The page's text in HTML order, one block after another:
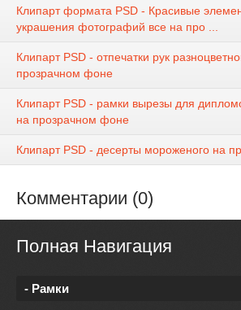
Клипарт формата PSD - Красивые
украшения фотографий все на про ...
Клипарт PSD - отпечатки рук
прозрачном фоне
Клипарт PSD - рамки вырезы для
на прозрачном фоне
Клипарт PSD - десерты мороженого на
Комментарии (0)
Полная Навигация
- Рамки